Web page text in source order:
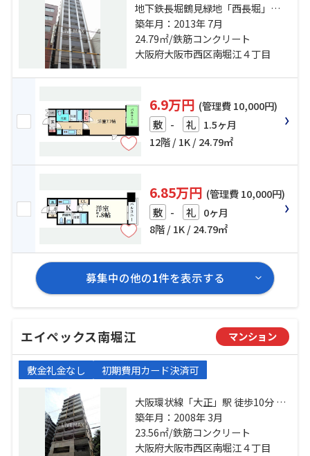
地下鉄長堀鶴見緑地「西長堀」
駅 徒歩2分 阪神電鉄阪神なんば「桜
川」駅 徒歩7分 地下鉄長堀鶴見緑地
「ドーム前千代崎」駅 徒歩9分
築年月：2013年 7月
24.79㎡/鉄筋コンクリート
大阪府大阪市西区南堀江４丁目
6.9万円 (管理費 10,000円)
敷 - 礼 1.5ヶ月
12階 / 1K / 24.79㎡
6.85万円 (管理費 10,000円)
敷 - 礼 0ヶ月
8階 / 1K / 24.79㎡
募集中の他の1件を表示する
エイペックス南堀江 マンション
敷金礼金なし 初期費用カード決済可
大阪環状線「大正」駅 徒歩10分 地
下鉄長堀鶴見緑地「ドーム前千代
崎」駅 徒歩2分 阪神電鉄阪神なんば
「桜川」駅 徒歩9分
築年月：2008年 3月
23.56㎡/鉄筋コンクリート
大阪府大阪市西区南堀江４丁目